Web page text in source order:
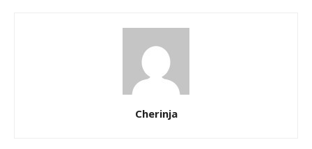
Cherinja